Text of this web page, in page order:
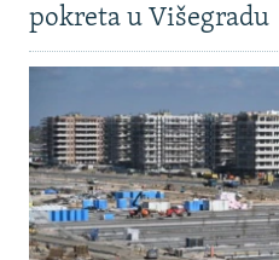
pokreta u Višegradu